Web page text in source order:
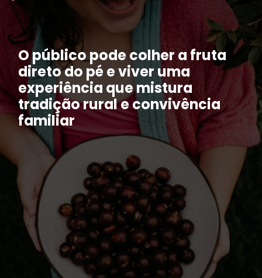
O público pode colher a fruta
direto do pé e viver uma
experiência que mistura
tradição rural e convivência
familiar